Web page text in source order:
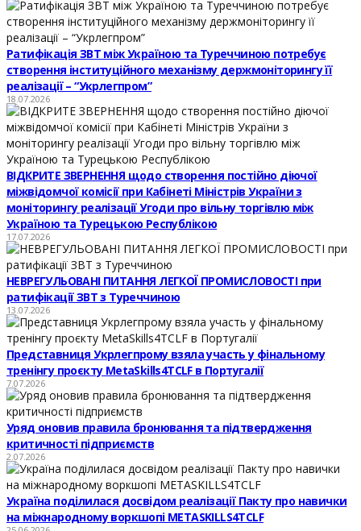
Ратифікація ЗВТ між Україною та Туреччиною потребує
створення інституційного механізму держмоніторингу її
реалізації – “Укрлегпром”
18.07.2026
ВІДКРИТЕ ЗВЕРНЕННЯ щодо створення постійно діючої
міжвідомчої комісії при Кабінеті Міністрів України з
моніторингу реалізації Угоди про вільну торгівлю між
Україною та Турецькою Республікою
17.07.2026
НЕВРЕГУЛЬОВАНІ ПИТАННЯ ЛЕГКОЇ ПРОМИСЛОВОСТІ при
ратифікації ЗВТ з Туреччиною
13.07.2026
Представниця Укрлегпрому взяла участь у фінальному
тренінгу проєкту MetaSkills4TCLF в Португалії
7.07.2026
Уряд оновив правила бронювання та підтвердження
критичності підприємств
2.07.2026
Україна поділилася досвідом реалізації Пакту про навички
на міжнародному воркшопі METASKILLS4TCLF